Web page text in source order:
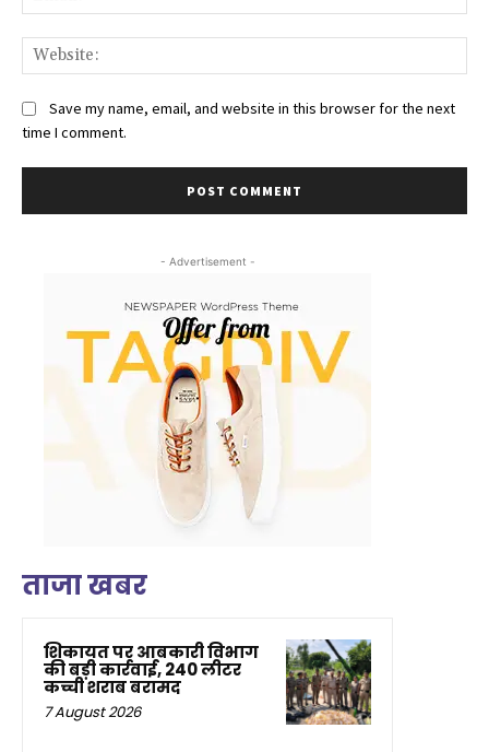
Save my name, email, and website in this browser for the next
time I comment.
- Advertisement -
ताजा खबर
शिकायत पर आबकारी विभाग
की बड़ी कार्रवाई, 240 लीटर
कच्ची शराब बरामद
7 August 2026